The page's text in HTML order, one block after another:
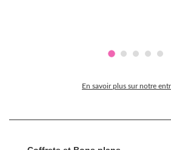
En savoir plus sur notre